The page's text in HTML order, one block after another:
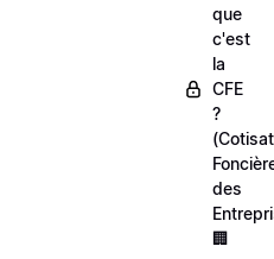
que
c'est
la
CFE
?
des
🏢